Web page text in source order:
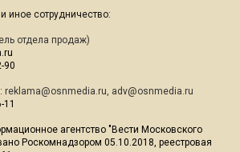
иное сотрудничество:
отдела продаж)
90
reklama@osnmedia.ru, adv@osnmedia.ru
11
агентство "Вести Московского
Роскомнадзором 05.10.2018, реестровая